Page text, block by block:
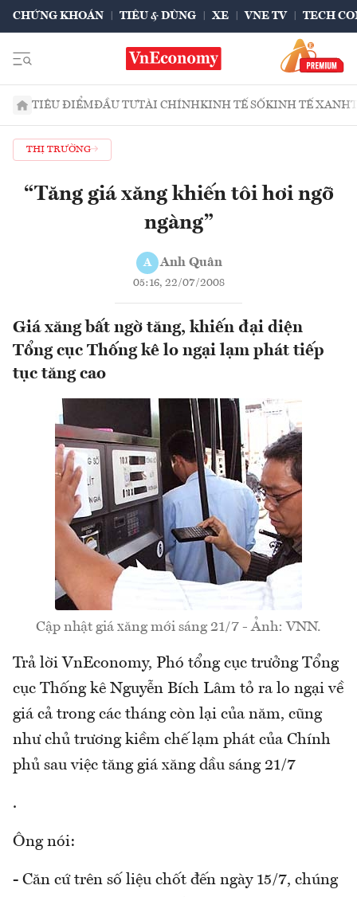
CHỨNG KHOÁN TIÊU & DÙNG XE VNE TV TECH
TIÊU ĐIỂMĐẦU TƯTÀI CHÍNHKINH TẾ SỐKINH TẾ XANH
THỊ TRƯỜNG
“Tăng giá xăng khiến tôi hơi ngỡ
ngàng”
A Anh Quân
05:16, 22/07/2008
Giá xăng bất ngờ tăng, khiến đại diện
Tổng cục Thống kê lo ngại lạm phát tiếp
tục tăng cao
Cập nhật giá xăng mới sáng 21/7 - Ảnh: VNN.
Trả lời VnEconomy, Phó tổng cục trưởng Tổng
cục Thống kê Nguyễn Bích Lâm tỏ ra lo ngại về
giá cả trong các tháng còn lại của năm, cũng
như chủ trương kiềm chế lạm phát của Chính
phủ sau việc tăng giá xăng dầu sáng 21/7
.
Ông nói:
- Căn cứ trên số liệu chốt đến ngày 15/7, chúng